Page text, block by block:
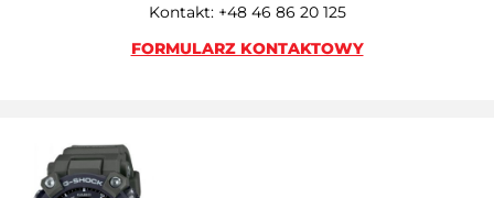
Kontakt: +48 46 86 20 125
FORMULARZ KONTAKTOWY